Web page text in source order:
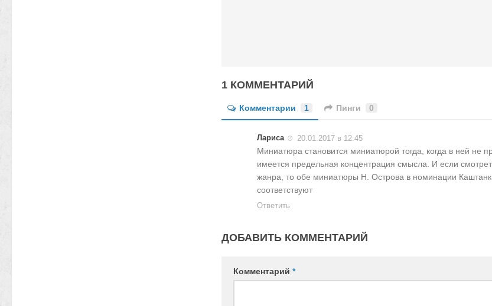
1 КОММЕНТАРИЙ
Комментарии 1 Пинги 0
Лариса 20.01.2017 в 12:45
Миниатюра становится миниатюрой тогда, когда в ней не
имеется предельная концентрация смысла. И если
жанра, то обе миниатюры Н. Острова в номинации
соответствуют
Ответить
ДОБАВИТЬ КОММЕНТАРИЙ
Комментарий *